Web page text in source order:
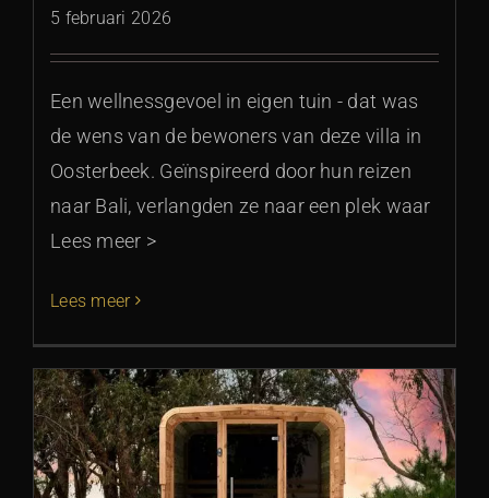
5 februari 2026
Een wellnessgevoel in eigen tuin - dat was
de wens van de bewoners van deze villa in
Oosterbeek. Geïnspireerd door hun reizen
naar Bali, verlangden ze naar een plek waar
Lees meer >
Lees meer